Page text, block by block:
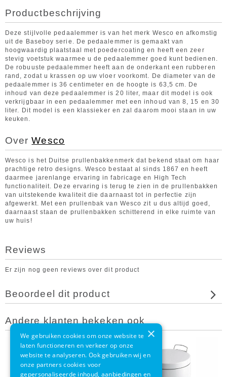
Productbeschrijving
Deze stijlvolle pedaalemmer is van het merk Wesco en afkomstig
uit de Baseboy serie. De pedaalemmer is gemaakt van
hoogwaardig plaatstaal met poedercoating en heeft een zeer
stevig voetstuk waarmee u de pedaalemmer goed kunt bedienen.
De robuuste pedaalemmer heeft aan de onderkant een rubberen
rand, zodat u krassen op uw vloer voorkomt. De diameter van de
pedaalemmer is 36 centimeter en de hoogte is 63,5 cm. De
inhoud van deze pedaalemmer is 20 liter, maar dit model is ook
verkrijgbaar in een pedaalemmer met een inhoud van 8, 15 en 30
liter. Dit model is een klassieker en zal daarom mooi staan in uw
keuken.
OverWesco
Wesco is het Duitse prullenbakkenmerk dat bekend staat om haar
prachtige retro designs. Wesco bestaat al sinds 1867 en heeft
daarmee jarenlange ervaring in fabricage en High Tech
functionaliteit. Deze ervaring is terug te zien in de prullenbakken
van uitstekende kwaliteit die daarnaast tot in perfectie zijn
afgewerkt. Met een prullenbak van Wesco zit u dus altijd goed,
daarnaast staan de prullenbakken schitterend in elke ruimte van
uw huis!
Reviews
Er zijn nog geen reviews over dit product
Beoordeel dit product
Andere klanten bekeken ook
×
We gebruiken cookies om onze website te
laten functioneren en verkeer op onze
website te analyseren. Ook gebruiken wij en
onze partners cookies voor
gepersonaliseerde inhoud, aanbiedingen en